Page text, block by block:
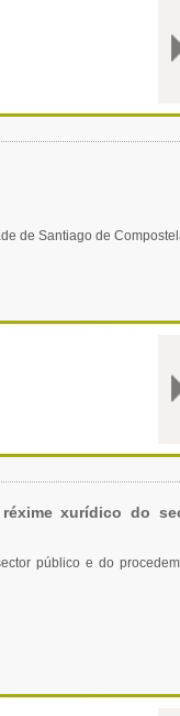
de Santiago de
xurídico do
público e do